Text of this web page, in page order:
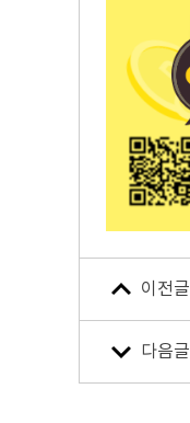
이전글
다음글